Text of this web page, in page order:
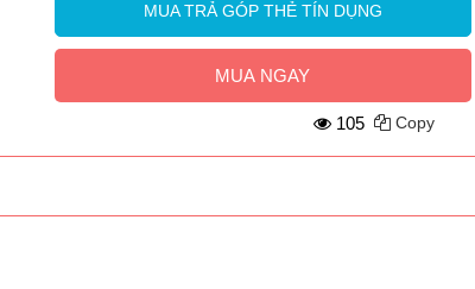
MUA TRẢ GÓP THẺ TÍN DỤNG
MUA NGAY
105 Copy